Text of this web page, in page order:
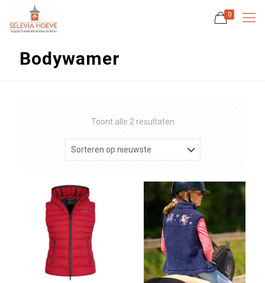
0
Bodywamer
Toont alle 2 resultatenGesorteerd
nieuwste